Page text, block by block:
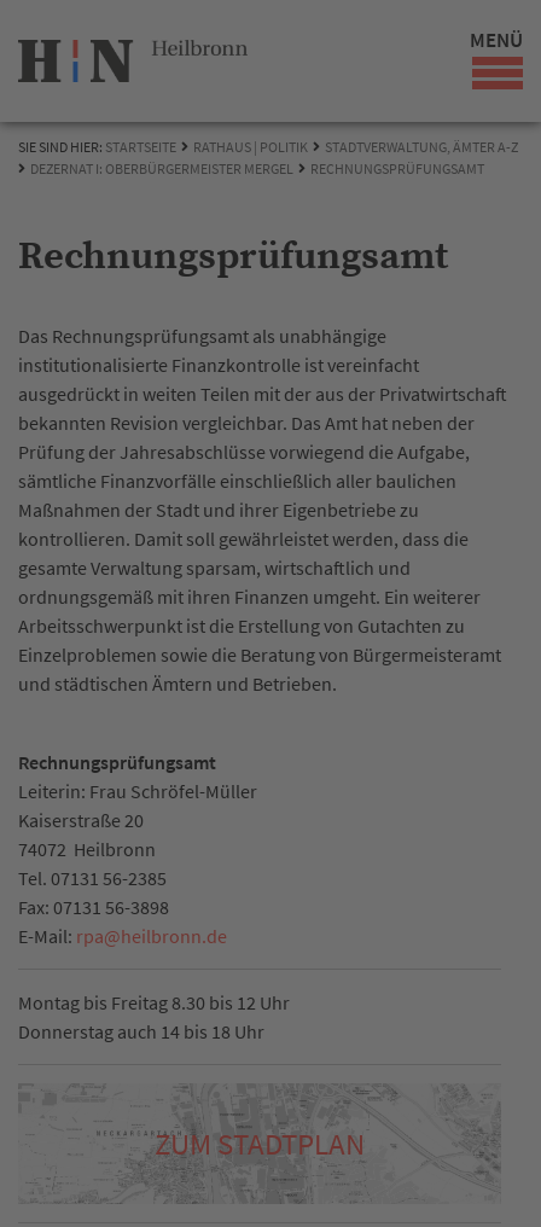
MENÜ
SIE SIND HIER: STARTSEITE RATHAUS | POLITIK
STADTVERWALTUNG, ÄMTER A-Z
DEZERNAT I: OBERBÜRGERMEISTER MERGEL
RECHNUNGSPRÜFUNGSAMT
Rechnungsprüfungsamt
Das Rechnungsprüfungsamt als unabhängige
institutionalisierte Finanzkontrolle ist vereinfacht
ausgedrückt in weiten Teilen mit der aus der Privatwirtschaft
bekannten Revision vergleichbar. Das Amt hat neben der
Prüfung der Jahresabschlüsse vorwiegend die Aufgabe,
sämtliche Finanzvorfälle einschließlich aller baulichen
Maßnahmen der Stadt und ihrer Eigenbetriebe zu
kontrollieren. Damit soll gewährleistet werden, dass die
gesamte Verwaltung sparsam, wirtschaftlich und
ordnungsgemäß mit ihren Finanzen umgeht. Ein weiterer
Arbeitsschwerpunkt ist die Erstellung von Gutachten zu
Einzelproblemen sowie die Beratung von Bürgermeisteramt
und städtischen Ämtern und Betrieben.
Rechnungsprüfungsamt
Leiterin: Frau Schröfel-Müller
Kaiserstraße 20
74072 Heilbronn
Tel. 07131 56-2385
Fax: 07131 56-3898
E-Mail: rpa@heilbronn.de
Montag bis Freitag 8.30 bis 12 Uhr
Donnerstag auch 14 bis 18 Uhr
ZUM STADTPLAN